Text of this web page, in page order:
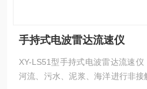
手持式电波雷达流速仪
XY-LS51型手持式电波雷达流速
河流、污水、泥浆、海洋进行非接